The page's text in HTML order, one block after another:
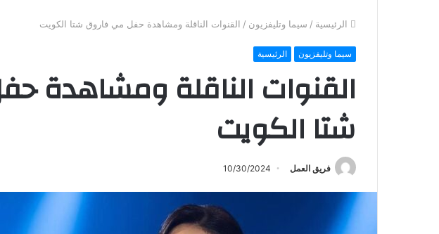
الرئيسية / سيما وتليفزيون / القنوات الناقلة ومشاهدة حفل مي فاروق شتا الكويت
سيما وتليفزيون الرئيسية
القنوات الناقلة ومشاهدة
شتا الكويت
فريق العمل 10/30/2024